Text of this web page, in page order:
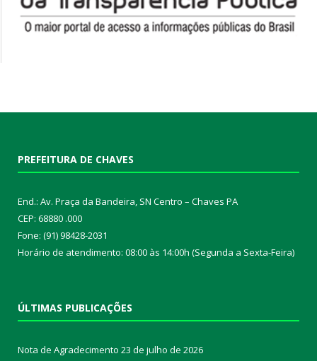
PREFEITURA DE CHAVES
End.: Av. Praça da Bandeira, SN Centro – Chaves PA
CEP: 68880 .000
Fone: (91) 98428-2031
Horário de atendimento: 08:00 às 14:00h (Segunda a Sexta-Feira)
ÚLTIMAS PUBLICAÇÕES
Nota de Agradecimento 23 de julho de 2026